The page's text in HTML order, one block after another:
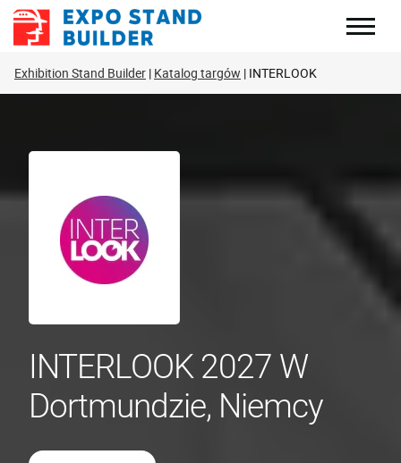
Skip
Exhibition Stand Builder Katalog targów INTERLOOK
INTERLOOK 2027 W
Dortmundzie, Niemcy